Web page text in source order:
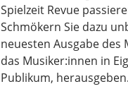
Spielzeit Revue
Schmökern Sie dazu
neuesten Ausgabe des
das Musiker:innen in
Publikum, herausgeben.